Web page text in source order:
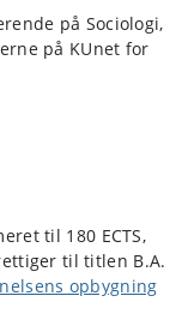
på Sociologi,
på KUnet for
til 180 ECTS,
til titlen B.A.
opbygning